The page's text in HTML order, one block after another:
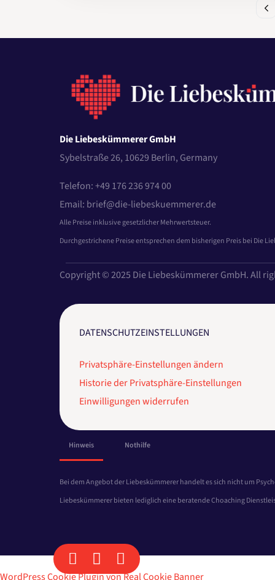
Die Liebeskümmerer GmbH
Sybelstraße 26, 10629 Berlin, Germany
Telefon: +49 176 236 974 00
Email: brief@die-liebeskuemmerer.de
Alle Preise inklusive gesetzlicher Mehrwertsteuer.
Durchgestrichene Preise entsprechen dem bisherigen Preis bei Die
Copyright © 2025 Die Liebeskümmerer GmbH. All
DATENSCHUTZEINSTELLUNGEN
Privatsphäre-Einstellungen ändern
Historie der Privatsphäre-Einstellungen
Einwilligungen widerrufen
Hinweis Nothilfe
Bei dem Angebot der Liebeskümmerer handelt es sich nicht um
Liebeskümmerer bieten lediglich eine beratende Choaching
WordPress Cookie Plugin von Real Cookie Banner